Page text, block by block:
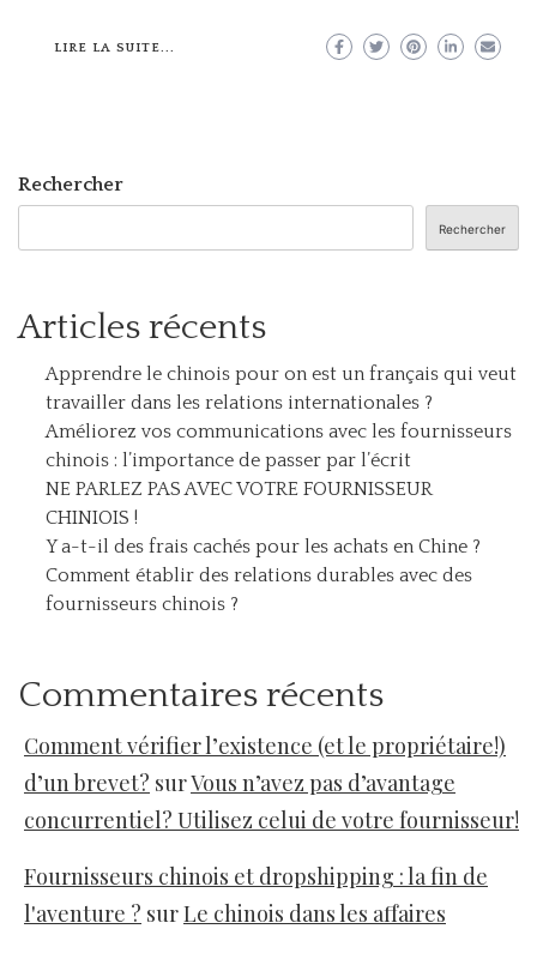
LIRE LA SUITE...
Rechercher
Rechercher
Articles récents
Apprendre le chinois pour on est un français qui veut
travailler dans les relations internationales ?
Améliorez vos communications avec les fournisseurs
chinois : l’importance de passer par l’écrit
NE PARLEZ PAS AVEC VOTRE FOURNISSEUR
CHINIOIS !
Y a-t-il des frais cachés pour les achats en Chine ?
Comment établir des relations durables avec des
fournisseurs chinois ?
Commentaires récents
Comment vérifier l’existence (et le propriétaire!)
d’un brevet? surVous n’avez pas d’avantage
concurrentiel? Utilisez celui de votre fournisseur!
Fournisseurs chinois et dropshipping : la fin de
l'aventure ? surLe chinois dans les affaires